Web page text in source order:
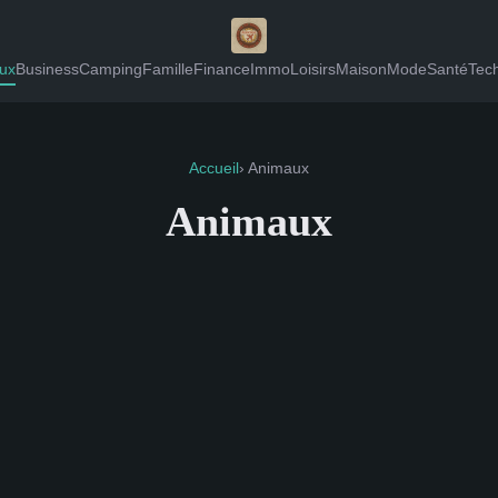
BusinessCampingFamilleFinanceImmoLoisirsMaisonModeSanté
Accueil › Animaux
Animaux